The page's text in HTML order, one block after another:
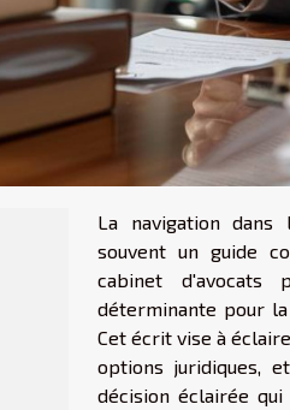
La navigation
souvent un guide
cabinet d'avocats
déterminante pour
Cet écrit vise à
options juridiques,
décision éclairée